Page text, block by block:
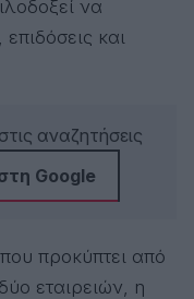
να
και
αναζητήσεις
Google
προκύπτει από
εταιρειών, η